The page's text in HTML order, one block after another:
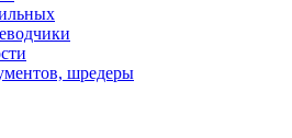
шредеры